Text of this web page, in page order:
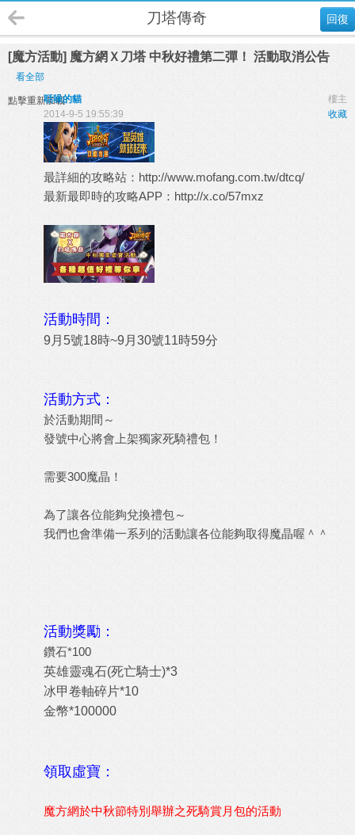
回復
刀塔傳奇
[魔方活動] 魔方網Ｘ刀塔 中秋好禮第二彈！ 活動取消公告
看全部
點擊重新加載 樓主
聒噪的貓
收藏
2014-9-5 19:55:39
最詳細的攻略站： http://www.mofang.com.tw/dtcq/
最新最即時的攻略APP： http://x.co/57mxz
活動時間：
9月5號18時~9月30號11時59分
活動方式：
於活動期間～
發號中心將會上架獨家死騎禮包！
需要300魔晶！
為了讓各位能夠兌換禮包～
我們也會準備一系列的活動讓各位能夠取得魔晶喔＾＾
活動獎勵：
鑽石*100
英雄靈魂石(死亡騎士)*3
冰甲卷軸碎片*10
金幣*100000
領取虛寶：
魔方網於中秋節特別舉辦之死騎賞月包的活動